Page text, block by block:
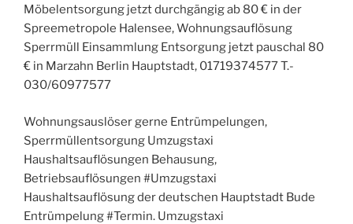
Möbelentsorgung jetzt durchgängig ab 80 € in der
Spreemetropole Halensee, Wohnungsauflösung
Sperrmüll Einsammlung Entsorgung jetzt pauschal 80
€ in Marzahn Berlin Hauptstadt, 01719374577 T.-
030/60977577
Wohnungsauslöser gerne Entrümpelungen,
Sperrmüllentsorgung Umzugstaxi
Haushaltsauflösungen Behausung,
Betriebsauflösungen #Umzugstaxi
Haushaltsauflösung der deutschen Hauptstadt Bude
Entrümpelung #Termin. Umzugstaxi